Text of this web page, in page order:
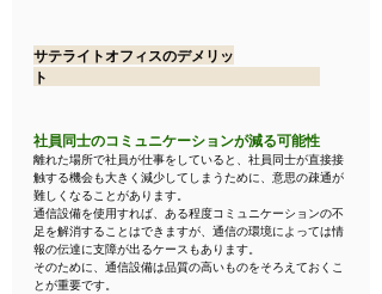
サテライトオフィスのデメリッ
ト
社員同士のコミュニケーションが減る可能性
離れた場所で社員が仕事をしていると、社員同士が直接接
触する機会も大きく減少してしまうために、意思の疎通が
難しくなることがあります。
通信設備を使用すれば、ある程度コミュニケーションの不
足を解消することはできますが、通信の環境によっては情
報の伝達に支障が出るケースもあります。
そのために、通信設備は品質の高いものをそろえておくこ
とが重要です。